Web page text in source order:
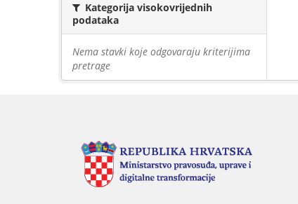
Kategorija visokovrijednih
podataka
Nema stavki koje odgovaraju kriterijima
pretrage